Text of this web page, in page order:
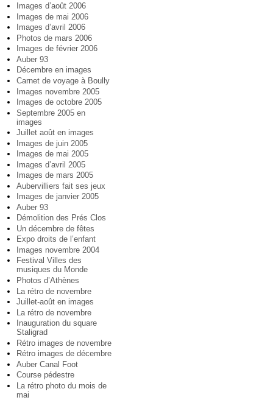
Images d’août 2006
Images de mai 2006
Images d’avril 2006
Photos de mars 2006
Images de février 2006
Auber 93
Décembre en images
Carnet de voyage à Boully
Images novembre 2005
Images de octobre 2005
Septembre 2005 en
images
Juillet août en images
Images de juin 2005
Images de mai 2005
Images d’avril 2005
Images de mars 2005
Aubervilliers fait ses jeux
Images de janvier 2005
Auber 93
Démolition des Prés Clos
Un décembre de fêtes
Expo droits de l’enfant
Images novembre 2004
Festival Villes des
musiques du Monde
Photos d’Athènes
La rétro de novembre
Juillet-août en images
La rétro de novembre
Inauguration du square
Staligrad
Rétro images de novembre
Rétro images de décembre
Auber Canal Foot
Course pédestre
La rétro photo du mois de
mai